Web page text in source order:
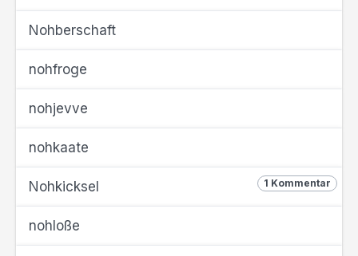
Nohberschaft
nohfroge
nohjevve
nohkaate
1 Kommentar
Nohkicksel
nohloße